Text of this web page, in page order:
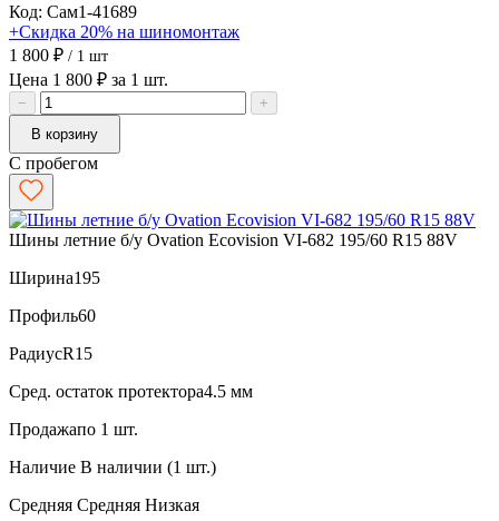
Код: Сам1-41689
+Скидка 20% на шиномонтаж
1 800 ₽ / 1 шт
Цена 1 800 ₽ за 1 шт.
−
+
В корзину
С пробегом
Шины летние б/у Ovation Ecovision VI-682 195/60 R15 88V
Ширина195
Профиль60
РадиусR15
Сред. остаток протектора4.5 мм
Продажапо 1 шт.
Наличие В наличии (1 шт.)
Средняя Средняя Низкая